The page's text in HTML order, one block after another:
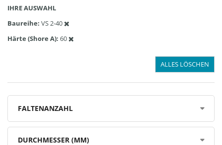
IHRE AUSWAHL
Baureihe VS 2-40
Härte (Shore A) 60
ALLES LÖSCHEN
FALTENANZAHL
DURCHMESSER (MM)